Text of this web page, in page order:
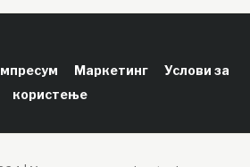
Маркетинг
Услови за
користење